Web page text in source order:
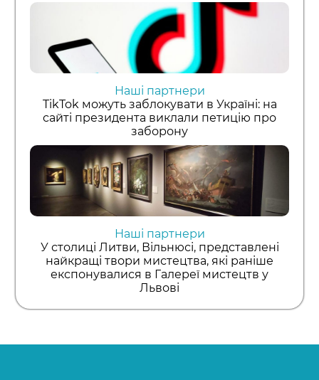
Наші партнери
TikTok можуть заблокувати в Україні: на
сайті президента виклали петицію про
заборону
Наші партнери
У столиці Литви, Вільнюсі, представлені
найкращі твори мистецтва, які раніше
експонувалися в Галереї мистецтв у
Львові